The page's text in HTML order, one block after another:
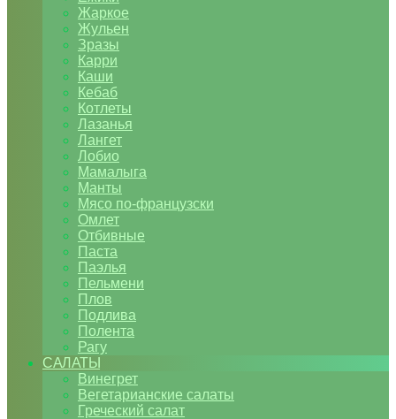
Жаркое
Жульен
Зразы
Карри
Каши
Кебаб
Котлеты
Лазанья
Лангет
Лобио
Мамалыга
Манты
Мясо по-французски
Омлет
Отбивные
Паста
Паэлья
Пельмени
Плов
Подлива
Полента
Рагу
САЛАТЫ
Винегрет
Вегетарианские салаты
Греческий салат